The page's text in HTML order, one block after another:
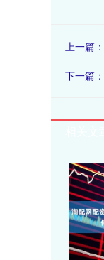
上一篇：
下一篇：